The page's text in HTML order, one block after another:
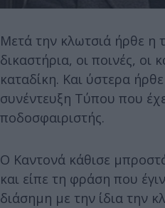
Μετά την κλωτσιά ήρθε η
δικαστήρια, οι ποινές, οι
καταδίκη. Και ύστερα
συνέντευξη Τύπου που
ποδοσφαιριστής.
Ο Καντονά κάθισε
και είπε τη φράση που
διάσημη με την ίδια την